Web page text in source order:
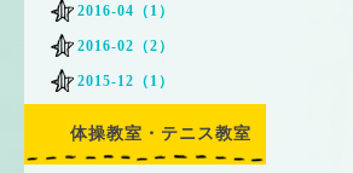
2016-04（1）
2016-02（2）
2015-12（1）
体操教室・テニス教室